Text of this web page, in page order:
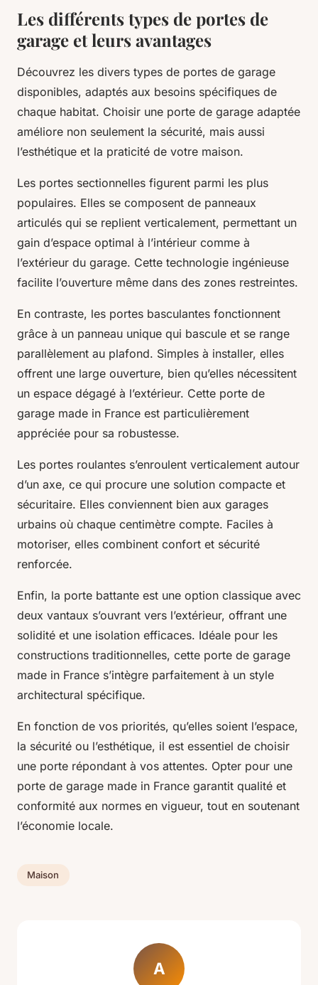
Les différents types de portes de
garage et leurs avantages
Découvrez les divers types de portes de garage
disponibles, adaptés aux besoins spécifiques de
chaque habitat. Choisir une porte de garage adaptée
améliore non seulement la sécurité, mais aussi
l’esthétique et la praticité de votre maison.
Les portes sectionnelles figurent parmi les plus
populaires. Elles se composent de panneaux
articulés qui se replient verticalement, permettant un
gain d’espace optimal à l’intérieur comme à
l’extérieur du garage. Cette technologie ingénieuse
facilite l’ouverture même dans des zones restreintes.
En contraste, les portes basculantes fonctionnent
grâce à un panneau unique qui bascule et se range
parallèlement au plafond. Simples à installer, elles
offrent une large ouverture, bien qu’elles nécessitent
un espace dégagé à l’extérieur. Cette porte de
garage made in France est particulièrement
appréciée pour sa robustesse.
Les portes roulantes s’enroulent verticalement autour
d’un axe, ce qui procure une solution compacte et
sécuritaire. Elles conviennent bien aux garages
urbains où chaque centimètre compte. Faciles à
motoriser, elles combinent confort et sécurité
renforcée.
Enfin, la porte battante est une option classique avec
deux vantaux s’ouvrant vers l’extérieur, offrant une
solidité et une isolation efficaces. Idéale pour les
constructions traditionnelles, cette porte de garage
made in France s’intègre parfaitement à un style
architectural spécifique.
En fonction de vos priorités, qu’elles soient l’espace,
la sécurité ou l’esthétique, il est essentiel de choisir
une porte répondant à vos attentes. Opter pour une
porte de garage made in France garantit qualité et
conformité aux normes en vigueur, tout en soutenant
l’économie locale.
Maison
A